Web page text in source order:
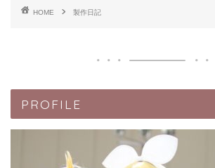
HOME 製作日記
PROFILE